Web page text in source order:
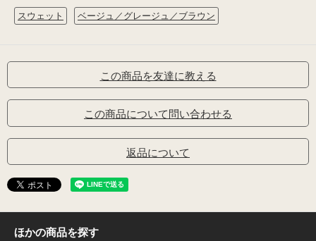
スウェット ベージュ／グレージュ／ブラウン
この商品を友達に教える
この商品について問い合わせる
返品について
ほかの商品を探す